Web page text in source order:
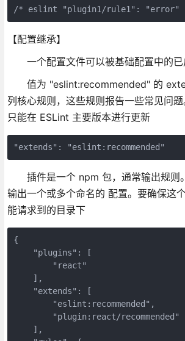
/* eslint "plugin1/rule1": "error"
【配置继承】
一个配置文件可以被基础配置中的已
值为 "eslint:recommended" 的
列核心规则，这些规则报告一些常见问
只能在 ESLint 主要版本进行更新
"extends": "eslint:recommended"
插件是一个 npm 包，通常输出规则
输出一个或多个命名的 配置。要确保这
能请求到的目录下
{
    "plugins": [
        "react"
    ],
    "extends": [
        "eslint:recommended",
        "plugin:react/recommended"
    ],